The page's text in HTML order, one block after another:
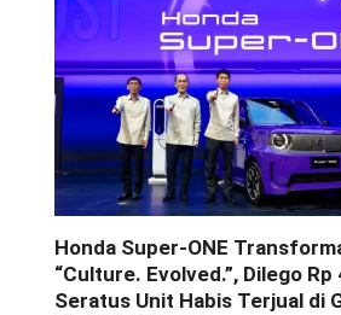
Honda Super-ONE
“Culture. Evolved.”, Dilego
Seratus Unit Habis Terjual di